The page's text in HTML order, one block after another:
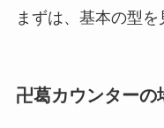
まずは、基本の型を
卍葛カウンターの